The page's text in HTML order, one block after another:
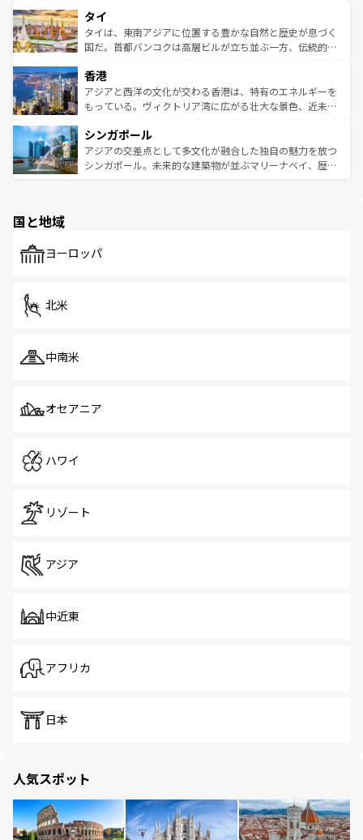
リティに包まれながら、韓国の多彩な魅力を心ゆくまで味
わってみてほしい。 なお、新着の韓国情報はコンテンツ一
覧を参照してほしい。
急速な発展と共に伝統が息づく。ハノイの古い町並みやホ
ーチミン市のフランス統治時代の建物も、独特の雰囲気を
醸し出している。また、バラエティの豊かさとおいしさで
とつ。フォーやバインミー、ベトナムコーヒーなどは、ぜ
ひ現地で味わいたい。どの地域を訪れてもあたたかい人々
が旅行者を迎えてくれるので、きっと忘れられない旅にな
参照してほしい。
タイ
タイは、東南アジアに位置する豊かな自然と歴史が息づく
国だ。首都バンコクは高層ビルが立ち並ぶ一方、伝統的な
の活気が交差している。北部ではチェンマイなどの山岳地
帯で自然と触れ合い、南部ではプーケットやクラビの美し
いビーチでリゾート気分を楽しむことができる。タイ料理
激する。気候は一年中温暖で、どの季節にも異なる楽しみ
が待っている。親しみやすいタイの人々、仏教を中心とし
た文化、そして多様な観光資源が、訪れる旅人を魅了し続
香港
アジアと西洋の文化が交わる香港は、特有のエネルギーを
もっている。ヴィクトリア湾に広がる壮大な景色、近未来
み、どこを訪れても感動するはず。観光スポットが密集し
ており、効率よく見どころを回れるのも魅力。息をのむよ
うな絶景から文化的な体験まで、香港を存分に楽しみ尽く
シンガポール
アジアの交差点として多文化が融合した独自の魅力を放つ
シンガポール。未来的な建築物が並ぶマリーナベイ、歴史
で、ホーカーズは地元の風情を楽しめる外せないスポット
国と地域
ヨーロッパ
北米
中南米
オセアニア
ハワイ
リゾート
アジア
中近東
アフリカ
日本
人気スポット